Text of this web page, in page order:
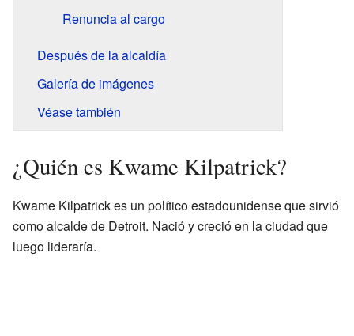
Renuncia al cargo
Después de la alcaldía
Galería de imágenes
Véase también
¿Quién es Kwame Kilpatrick?
Kwame Kilpatrick es un político estadounidense que sirvió
como alcalde de Detroit. Nació y creció en la ciudad que
luego lideraría.